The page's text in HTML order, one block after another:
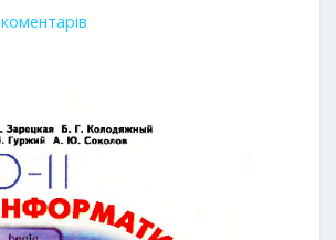
коментарів